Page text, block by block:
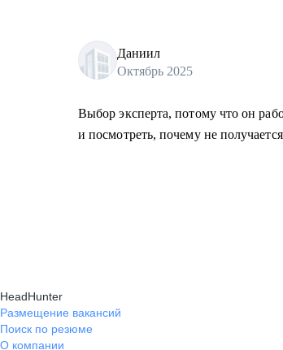
Даниил
Октябрь 2025
Выбор эксперта, потому что он
и посмотреть, почему не
HeadHunter
Размещение вакансий
Поиск по резюме
О компании